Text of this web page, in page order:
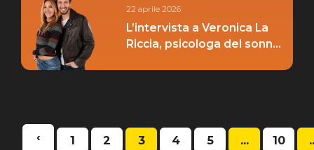
22 aprile 2026
L’intervista a Veronica La
Riccia, psicologa del sonno
‹ 1 2 3 4 5 ... 10